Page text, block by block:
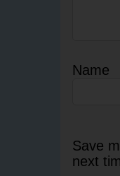
Name
Save
next